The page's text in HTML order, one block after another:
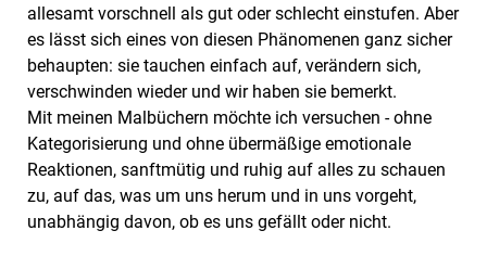
allesamt vorschnell als gut oder schlecht einstufen. Aber
es lässt sich eines von diesen Phänomenen ganz sicher
behaupten: sie tauchen einfach auf, verändern sich,
verschwinden wieder und wir haben sie bemerkt.
Mit meinen Malbüchern möchte ich versuchen - ohne
Kategorisierung und ohne übermäßige emotionale
Reaktionen, sanftmütig und ruhig auf alles zu schauen
zu, auf das, was um uns herum und in uns vorgeht,
unabhängig davon, ob es uns gefällt oder nicht.